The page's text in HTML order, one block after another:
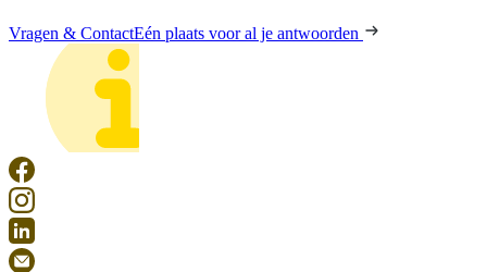
Vragen & ContactEén plaats voor al je antwoorden